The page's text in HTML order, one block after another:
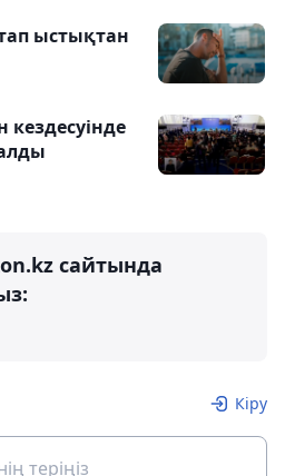
ыстықтан
сайтында
Кіру